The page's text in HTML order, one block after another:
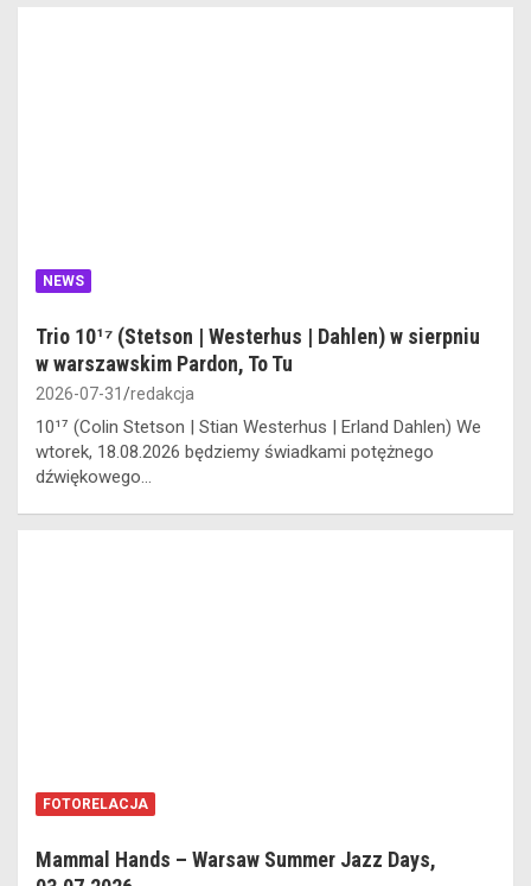
NEWS
Trio 10¹⁷ (Stetson | Westerhus | Dahlen) w sierpniu
w warszawskim Pardon, To Tu
2026-07-31 redakcja
10¹⁷ (Colin Stetson | Stian Westerhus | Erland Dahlen) We
wtorek, 18.08.2026 będziemy świadkami potężnego
dźwiękowego…
FOTORELACJA
Mammal Hands – Warsaw Summer Jazz Days,